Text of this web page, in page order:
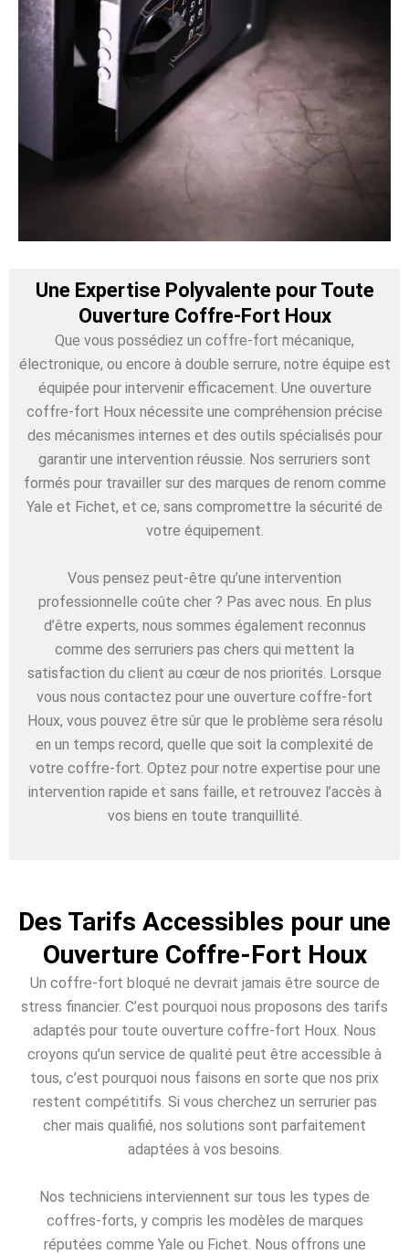
Une Expertise Polyvalente pour Toute
Ouverture Coffre-Fort Houx
Que vous possédiez un coffre-fort mécanique,
électronique, ou encore à double serrure, notre équipe est
équipée pour intervenir efficacement. Une ouverture
coffre-fort Houx nécessite une compréhension précise
des mécanismes internes et des outils spécialisés pour
garantir une intervention réussie. Nos serruriers sont
formés pour travailler sur des marques de renom comme
Yale et Fichet, et ce, sans compromettre la sécurité de
votre équipement.
Vous pensez peut-être qu’une intervention
professionnelle coûte cher ? Pas avec nous. En plus
d’être experts, nous sommes également reconnus
comme des serruriers pas chers qui mettent la
satisfaction du client au cœur de nos priorités. Lorsque
vous nous contactez pour une ouverture coffre-fort
Houx, vous pouvez être sûr que le problème sera résolu
en un temps record, quelle que soit la complexité de
votre coffre-fort. Optez pour notre expertise pour une
intervention rapide et sans faille, et retrouvez l’accès à
vos biens en toute tranquillité.
Des Tarifs Accessibles pour une
Ouverture Coffre-Fort Houx
Un coffre-fort bloqué ne devrait jamais être source de
stress financier. C’est pourquoi nous proposons des tarifs
adaptés pour toute ouverture coffre-fort Houx. Nous
croyons qu’un service de qualité peut être accessible à
tous, c’est pourquoi nous faisons en sorte que nos prix
restent compétitifs. Si vous cherchez un serrurier pas
cher mais qualifié, nos solutions sont parfaitement
adaptées à vos besoins.
Nos techniciens interviennent sur tous les types de
coffres-forts, y compris les modèles de marques
réputées comme Yale ou Fichet. Nous offrons une